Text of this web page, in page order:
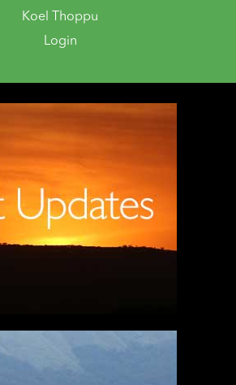
Koel Thoppu
Login